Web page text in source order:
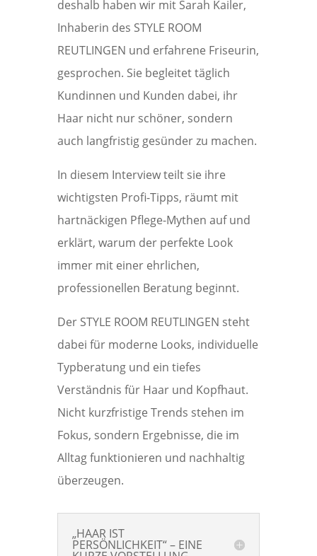
deshalb haben wir mit Sarah Kailer,
Inhaberin des STYLE ROOM
REUTLINGEN und erfahrene Friseurin,
gesprochen. Sie begleitet täglich
Kundinnen und Kunden dabei, ihr
Haar nicht nur schöner, sondern
auch langfristig gesünder zu machen.
In diesem Interview teilt sie ihre
wichtigsten Profi-Tipps, räumt mit
hartnäckigen Pflege-Mythen auf und
erklärt, warum der perfekte Look
immer mit einer ehrlichen,
professionellen Beratung beginnt.
Der STYLE ROOM REUTLINGEN steht
dabei für moderne Looks, individuelle
Typberatung und ein tiefes
Verständnis für Haar und Kopfhaut.
Nicht kurzfristige Trends stehen im
Fokus, sondern Ergebnisse, die im
Alltag funktionieren und nachhaltig
überzeugen.
„HAAR IST
PERSÖNLICHKEIT“ – EINE